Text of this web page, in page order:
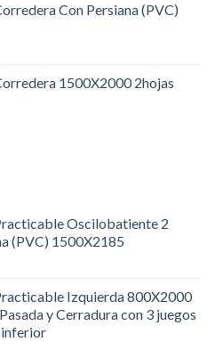
Con Persiana (PVC)
1500X2000 2hojas
Oscilobatiente 2
(PVC) 1500X2185
Izquierda 800X2000
y Cerradura con 3 juegos
inferior